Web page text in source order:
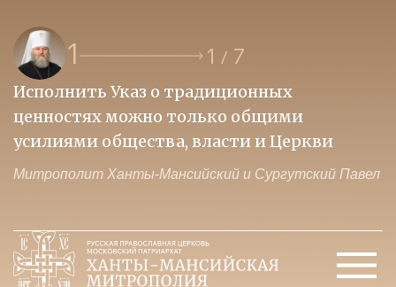
1 1 / 7
Исполнить Указ о традиционных
ценностях можно только общими
усилиями общества, власти и Церкви
Митрополит Ханты-Мансийский и Сургутский Павел